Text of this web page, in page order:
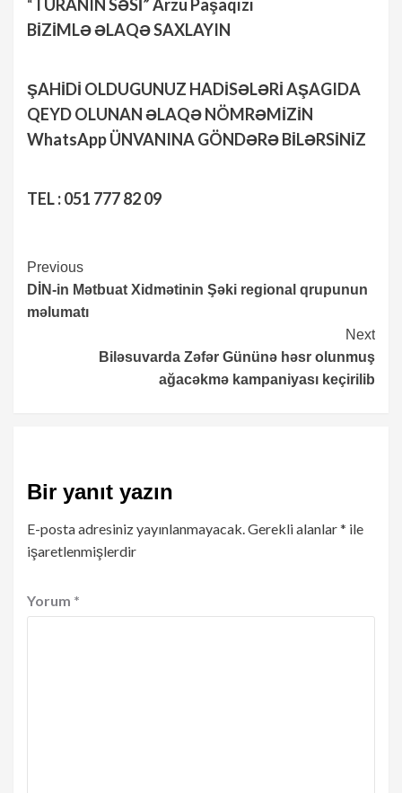
“TURANIN SƏSİ” Arzu Paşaqızı
BİZİMLƏ ƏLAQƏ SAXLAYIN
ŞAHİDİ OLDUGUNUZ HADİSƏLƏRİ AŞAGIDA
QEYD OLUNAN ƏLAQƏ NÖMRƏMİZİN
WhatsApp ÜNVANINA GÖNDƏRƏ BİLƏRSİNİZ
TEL : 051 777 82 09
Continue
Reading
Previous
DİN-in Mətbuat Xidmətinin Şəki regional qrupunun
məlumatı
Next
Biləsuvarda Zəfər Gününə həsr olunmuş
ağacəkmə kampaniyası keçirilib
Bir yanıt yazın
E-posta adresiniz yayınlanmayacak.Gerekli alanlar* ile
işaretlenmişlerdir
Yorum *